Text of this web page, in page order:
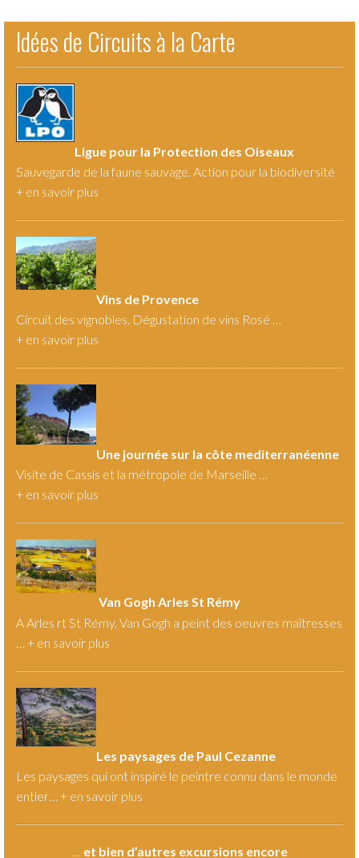
Idées de Circuits à la Carte
Ligue pour la Protection des Oiseaux
Sauvegarde de la faune sauvage. Action pour la biodiversité
+ en savoir plus
Vins de Provence
Circuit des vignobles. Dégustation de vins Rosé …
+ en savoir plus
Une journée sur la côte mediterranéenne
Visite de Cassis et la métropole de Marseille …
+ en savoir plus
Van Gogh Arles St Rémy
A Arles rt St Rémy, Van Gogh a peint des oeuvres maîtresses
… + en savoir plus
Les paysages de Paul Cezanne
Les paysages qui ont inspiré le peintre connu dans le monde
entier… + en savoir plus
… et bien d’autres excursions encore